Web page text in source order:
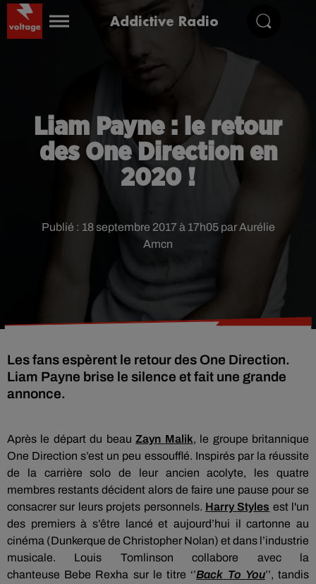
Addictive Radio
Liam Payne : le retour
des One Direction en
2020 !
Publié : 18 septembre 2017 à 17h05 par Aurélie
Amcn
Les fans espèrent le retour des One Direction.
Liam Payne brise le silence et fait une grande
annonce.
Après le départ du beau Zayn Malik, le groupe britannique
One Direction s’est un peu essoufflé. Inspirés par la réussite
de la carrière solo de leur ancien acolyte, les quatre
membres restants décident alors de faire une pause pour se
consacrer sur leurs projets personnels. Harry Styles est l'un
des premiers à s’être lancé et aujourd’hui il cartonne au
cinéma (Dunkerque de Christopher Nolan) et dans l’industrie
musicale.
Louis Tomlinson
collabore avec la
chanteuse Bebe Rexha sur le titre ‘’Back To You’’, tandis